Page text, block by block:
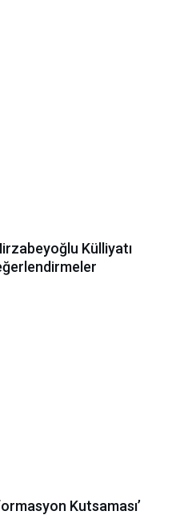
Külliyatı
Kutsaması’